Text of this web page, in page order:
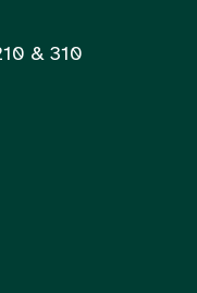
& 310